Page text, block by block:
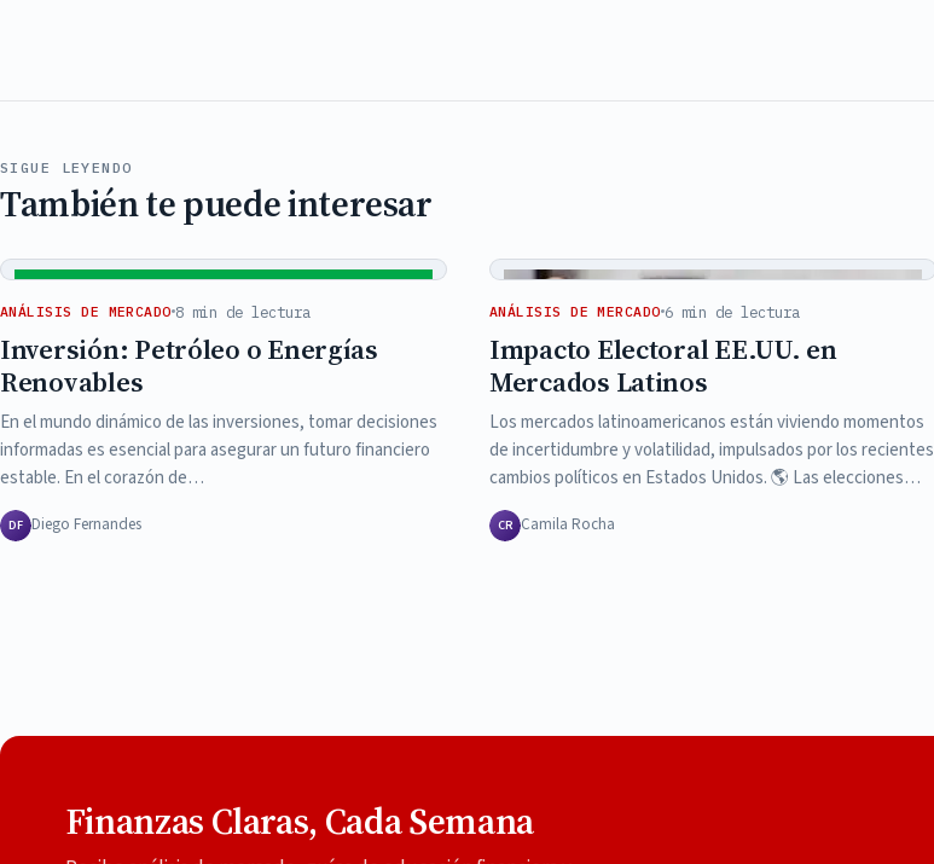
SIGUE LEYENDO
También te puede interesar
ANÁLISIS DE MERCADO 8 min de lectura
Inversión: Petróleo o Energías
Renovables
En el mundo dinámico de las inversiones, tomar decisiones
informadas es esencial para asegurar un futuro financiero
estable. En el corazón de…
DF Diego Fernandes
ANÁLISIS DE MERCADO 6 min de lectura
Impacto Electoral EE.UU. en
Mercados Latinos
Los mercados latinoamericanos están viviendo momentos
de incertidumbre y volatilidad, impulsados por los recientes
cambios políticos en Estados Unidos. 🌎 Las elecciones…
CR Camila Rocha
Finanzas Claras, Cada Semana